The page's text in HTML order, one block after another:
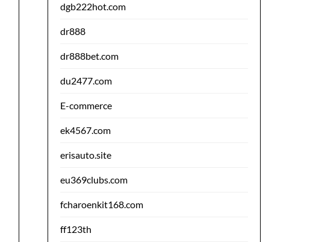
dgb222hot.com
dr888
dr888bet.com
du2477.com
E-commerce
ek4567.com
erisauto.site
eu369clubs.com
fcharoenkit168.com
ff123th